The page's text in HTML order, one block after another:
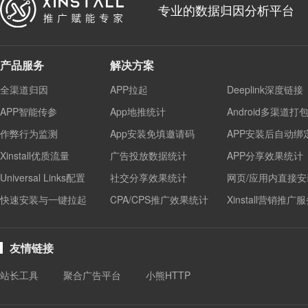
专业的数据归因分析平台
产品服务
全渠道归因
APP智能传参
作弊行为监测
Xinstall优质流量
Universal Links配置
快速安装与一键拉起
解决方案
APP拉起
Deeplink深度链接
App地推统计
Android多渠道打包
App安装免填邀请码
APP安装后自动绑
广告投放数据统计
APP分享效果统计
社交分享效果统计
网页/应用内直接
CPA/CPS推广效果统计
Xinstall营销推广
友情链接
站长工具 聚合广告平台 小熊HTTP